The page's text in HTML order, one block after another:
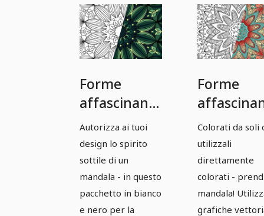
Forme
affascinanti:
modelli
Mandala
basati su
vettori -
Versione 03
Autorizza ai tuoi
design lo spirito
sottile di un
mandala - in questo
pacchetto in bianco
e nero per la
Forme
modelli di
Mandala
basati su
vettori -
Versione
Colorati da soli
utilizzali
direttamente
colorati -
mandala!
grafiche